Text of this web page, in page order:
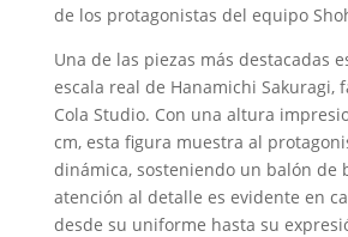
de los protagonistas del equipo
Una de las piezas más destacadas
escala real de Hanamichi Sakuragi,
Cola Studio. Con una altura
cm, esta figura muestra al
dinámica, sosteniendo un balón de
atención al detalle es evidente en
desde su uniforme hasta su